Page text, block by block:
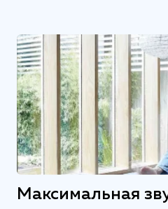
Максимальная